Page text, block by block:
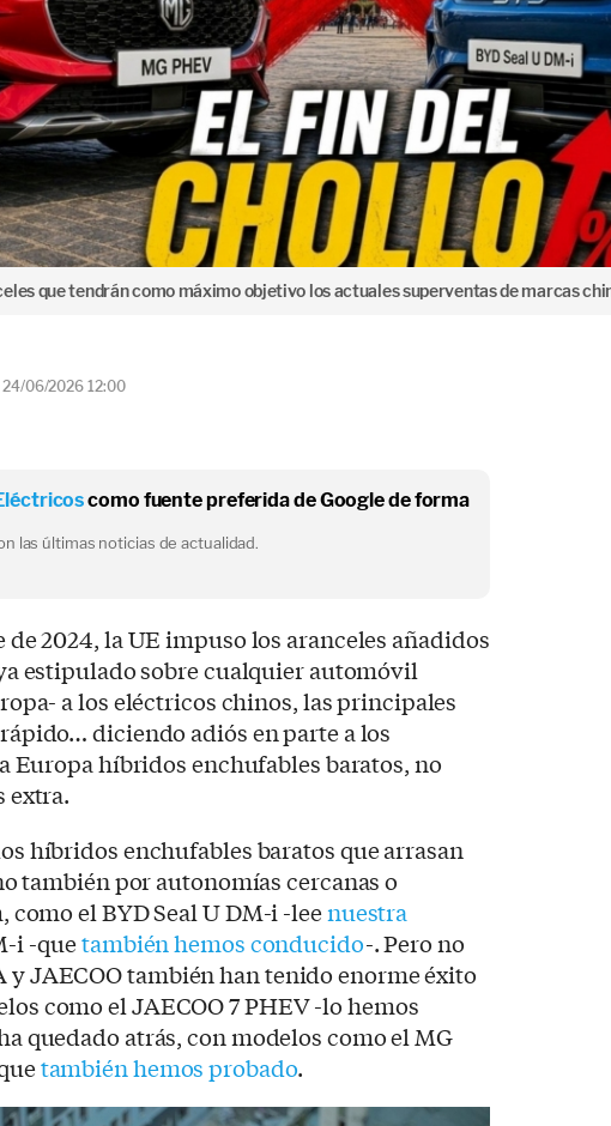
que tendrán como máximo objetivo los actuales superventas de marcas
06/2026 12:00
como fuente preferida de Google de forma
las últimas noticias de actualidad.
de 2024, la UE impuso los aranceles añadidos
estipulado sobre cualquier automóvil
a los eléctricos chinos, las principales
diciendo adiós en parte a los
Europa híbridos enchufables baratos, no
extra.
híbridos enchufables baratos que arrasan
también por autonomías cercanas o
como el BYD Seal U DM-i -leenuestra
i -quetambién hemos conducido-. Pero no
y JAECOO también han tenido enorme éxito
como el JAECOO 7 PHEV -lo hemos
quedado atrás, con modelos como el MG
también hemos probado.